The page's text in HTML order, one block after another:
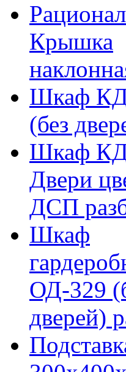
Крышка
Шкаф
(без
Шкаф
Двери
ДСП
Шкаф
ОД-329
дверей)